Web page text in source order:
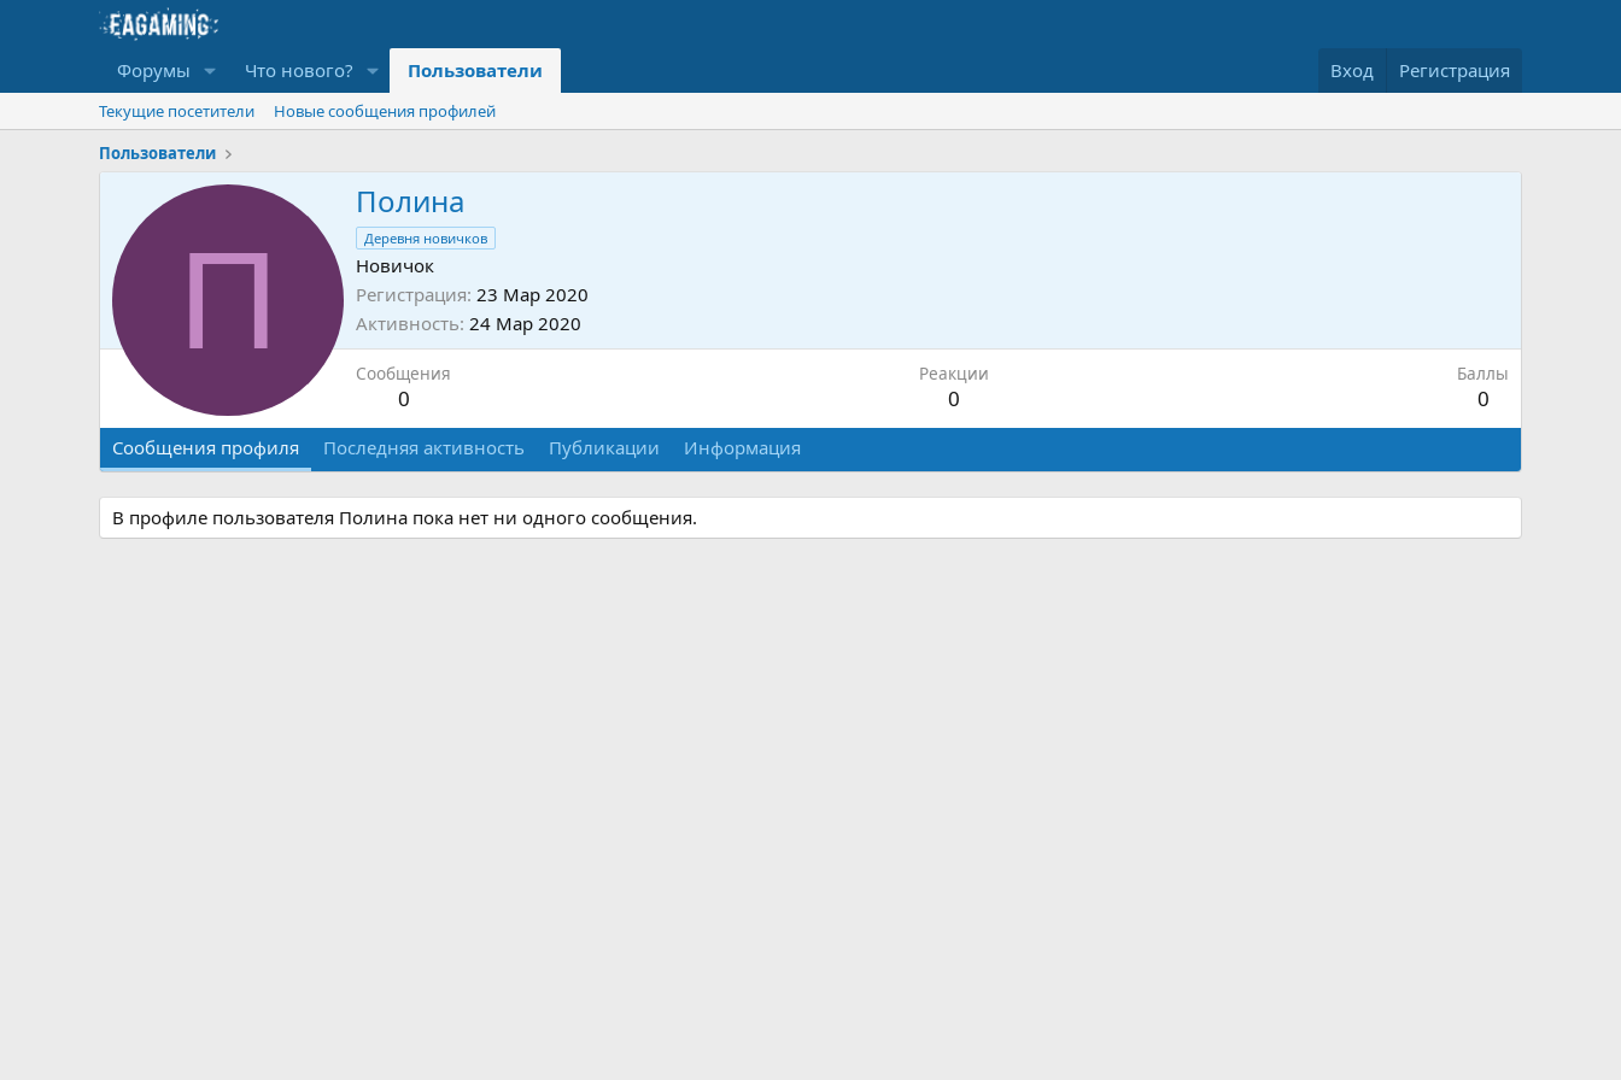
Форумы Что нового? Пользователи Вход Регистрация
Текущие посетители
Новые сообщения профилей
Пользователи
П
Полина
Деревня новичков
Новичок
Регистрация 23 Мар 2020
Активность 24 Мар 2020
Сообщения
0
Реакции
0
Баллы
0
Сообщения профиля Последняя активность Публикации Информация
В профиле пользователя Полина пока нет ни одного сообщения.